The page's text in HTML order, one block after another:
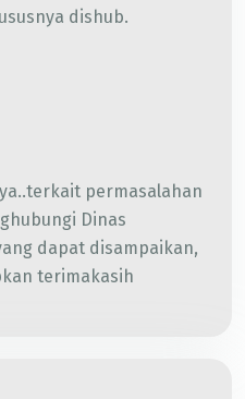
dishub.
permasalahan
Dinas
dapat disampaikan,
terimakasih